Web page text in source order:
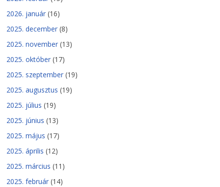
2026. január (16)
2025. december (8)
2025. november (13)
2025. október (17)
2025. szeptember (19)
2025. augusztus (19)
2025. július (19)
2025. június (13)
2025. május (17)
2025. április (12)
2025. március (11)
2025. február (14)